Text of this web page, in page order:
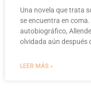
Una novela que trata
se encuentra en
autobiográfico,
olvidada aún después
LEER MÁS »